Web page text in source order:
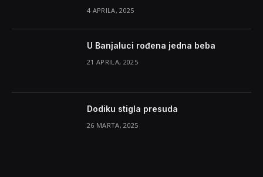
4 APRILA, 2025
U Banjaluci rođena jedna beba
21 APRILA, 2025
Dodiku stigla presuda
26 MARTA, 2025